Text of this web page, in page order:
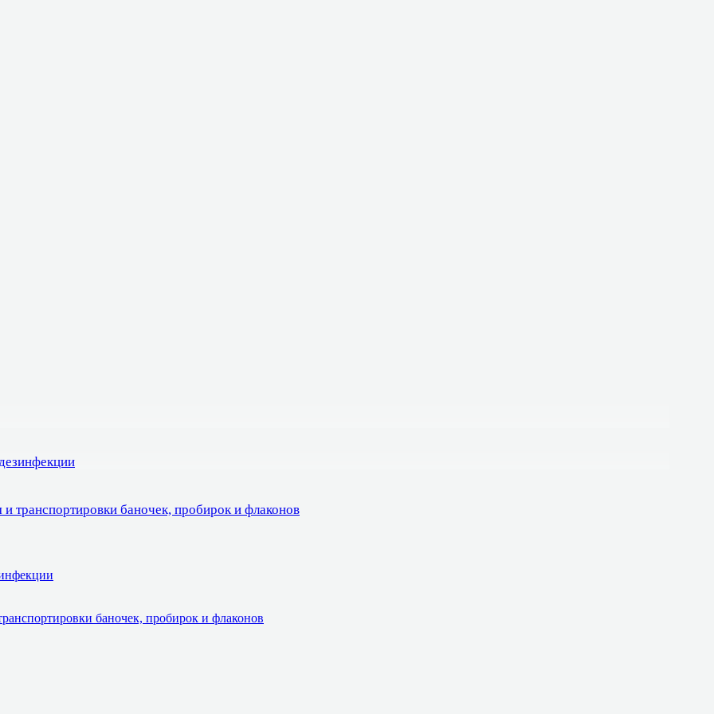
транспортировки баночек, пробирок и флаконов
баночек, пробирок и флаконов